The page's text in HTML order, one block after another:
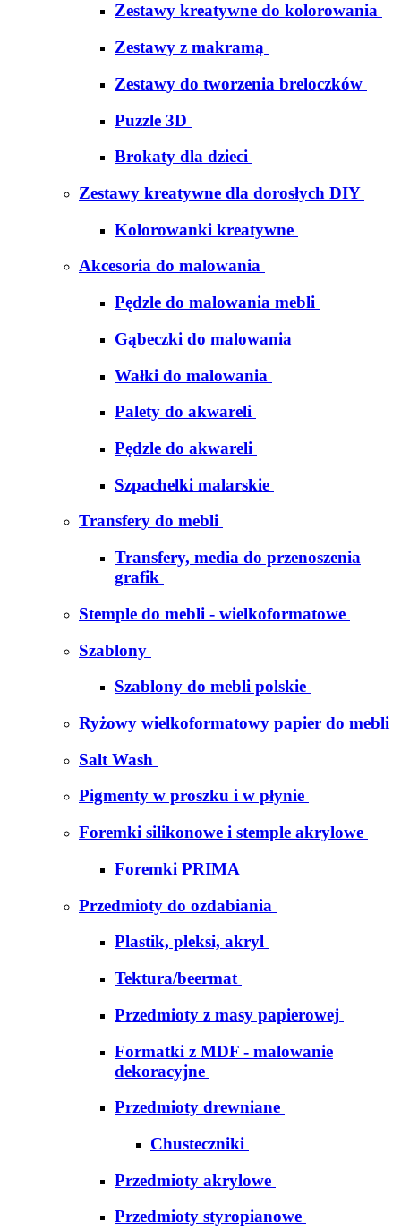
Zestawy kreatywne do kolorowania
Zestawy z makramą
Zestawy do tworzenia breloczków
Puzzle 3D
Brokaty dla dzieci
Zestawy kreatywne dla dorosłych DIY
Kolorowanki kreatywne
Akcesoria do malowania
Pędzle do malowania mebli
Gąbeczki do malowania
Wałki do malowania
Palety do akwareli
Pędzle do akwareli
Szpachelki malarskie
Transfery do mebli
Transfery, media do przenoszenia
grafik
Stemple do mebli - wielkoformatowe
Szablony
Szablony do mebli polskie
Ryżowy wielkoformatowy papier do mebli
Salt Wash
Pigmenty w proszku i w płynie
Foremki silikonowe i stemple akrylowe
Foremki PRIMA
Przedmioty do ozdabiania
Plastik, pleksi, akryl
Tektura/beermat
Przedmioty z masy papierowej
Formatki z MDF - malowanie
dekoracyjne
Przedmioty drewniane
Chusteczniki
Przedmioty akrylowe
Przedmioty styropianowe